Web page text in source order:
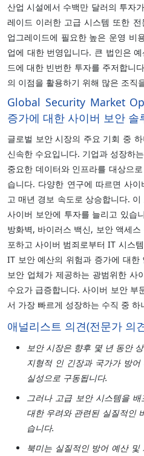
산업 시설에서 수백만 달러의 투자
레이드 이러한 고급 시스템 또한
업그레이드에 필요한 높은 운영 비
업에 대한 번영입니다. 큰 법인은
드에 대한 빈번한 투자를 주저합니
의 이점을 활용하기 위해 많은 조직
Global Security Market
증가에 대한 사이버 보안 솔
글로벌 보안 시장의 주요 기회 중
신속한 수요입니다. 기업과 성장하
중요한 데이터와 인프라를 대상으
습니다. 다양한 연구에 따르면 사
고 매년 경보 속도로 상승합니다.
사이버 보안에 투자를 늘리고 있습
방화벽, 바이러스 백신, 보안 액세
포하고 사이버 범죄로부터 IT 시스
IT 보안 예산의 위험과 증가에 대한
보안 업체가 제공하는 광범위한
수요가 급증합니다. 사이버 보안 부
서 가장 빠르게 성장하는 수직 중
애널리스트 의견(전문가 의
보안 시장은 향후 몇 년 동안
지형적 인 긴장과 국가가 방
실성으로 구동됩니다.
그러나 고급 보안 시스템을
대한 우려와 관련된 실질적인
습니다.
북미는 실질적인 방어 예산